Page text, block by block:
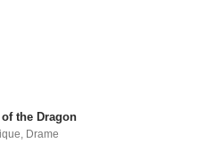
of the Dragon
, Drame